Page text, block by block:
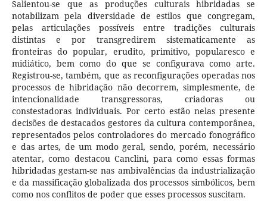
Salientou-se que as produções culturais hibridadas se
notabilizam pela diversidade de estilos que congregam,
pelas articulações possíveis entre tradições culturais
distintas e por transgredirem sistematicamente as
fronteiras do popular, erudito, primitivo, popularesco e
midiático, bem como do que se configurava como arte.
Registrou-se, também, que as reconfigurações operadas nos
processos de hibridação não decorrem, simplesmente, de
intencionalidade transgressoras, criadoras ou
constestadoras individuais. Por certo estão nelas presente
decisões de destacados gestores da cultura contemporânea,
representados pelos controladores do mercado fonográfico
e das artes, de um modo geral, sendo, porém, necessário
atentar, como destacou Canclini, para como essas formas
hibridadas gestam-se nas ambivalências da industrialização
e da massificação globalizada dos processos simbólicos, bem
como nos conflitos de poder que esses processos suscitam.